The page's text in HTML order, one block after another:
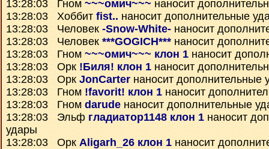
13:28:03 Гном ~~~омич~~~ наносит
13:28:03 Хоббит fist.. наносит дополнительные
13:28:03 Человек -Snow-White- наносит
13:28:03 Человек ***GOGICH*** наносит
13:28:03 Гном ~~~омич~~~ клон 1 наносит
13:28:03 Орк !Биля! клон 1 наносит
13:28:03 Орк JonCarter наносит дополнительные
13:28:03 Гном !favorit! клон 1 наносит
13:28:03 Гном darude наносит дополнительные
13:28:03 Эльф гладиатор1148 клон 1 наносит
удары
13:28:03 Орк Aligarh_26 клон 1 наносит